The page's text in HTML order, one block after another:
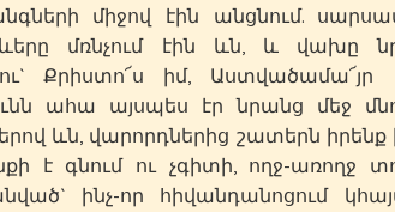
միջով էին անցնում.
մռնչում էին ևն, և վախը
Քրիստո՜ս իմ,
ահա այսպես էր նրանց մեջ
ևն, վարորդներից շատերն իրենք
է գնում ու չգիտի, ողջ-առողջ
ինչ-որ հիվանդանոցում